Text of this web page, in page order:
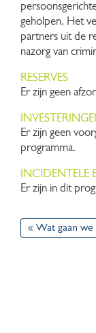
geholpen. Het
partners uit de
nazorg van
RESERVES
Er zijn geen
Er zijn geen
programma.
INCIDENTELE
Er zijn in dit
« Wat gaan